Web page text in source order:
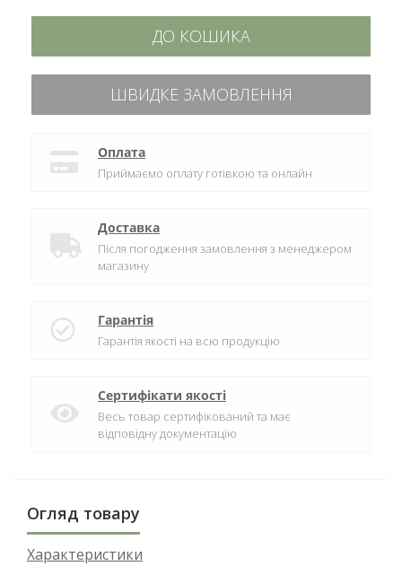
ДО КОШИКА
ШВИДКЕ ЗАМОВЛЕННЯ
Оплата
Приймаємо оплату готівкою та онлайн
Доставка
Після погодження замовлення з менеджером
магазину
Гарантія
Гарантія якості на всю продукцію
Сертифікати якості
Весь товар сертифікований та має
відповідну документацію
Огляд товару
Характеристики